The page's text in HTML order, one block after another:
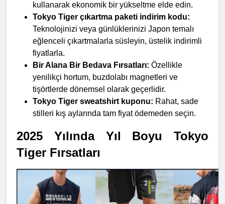
kullanarak ekonomik bir yükseltme elde edin.
Tokyo Tiger çıkartma paketi indirim kodu:
Teknolojinizi veya günlüklerinizi Japon temalı
eğlenceli çıkartmalarla süsleyin, üstelik indirimli
fiyatlarla.
Bir Alana Bir Bedava Fırsatları: Özellikle
yenilikçi hortum, buzdolabı magnetleri ve
tişörtlerde dönemsel olarak geçerlidir.
Tokyo Tiger sweatshirt kuponu: Rahat, sade
stilleri kış aylarında tam fiyat ödemeden seçin.
2025 Yılında Yıl Boyu Tokyo
Tiger Fırsatları